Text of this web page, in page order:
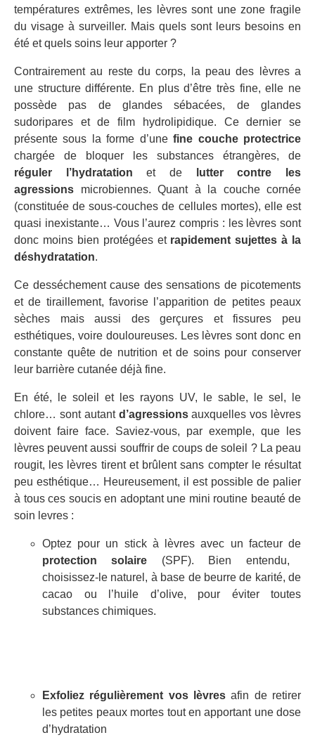
températures extrêmes, les lèvres sont une zone fragile
du visage à surveiller. Mais quels sont leurs besoins en
été et quels soins leur apporter ?
Contrairement au reste du corps, la peau des lèvres a
une structure différente. En plus d’être très fine, elle ne
possède pas de glandes sébacées, de glandes
sudoripares et de film hydrolipidique. Ce dernier se
présente sous la forme d’unefine couche protectrice
chargée de bloquer les substances étrangères, de
réguler l’hydratation et de
lutter contre les
agressions microbiennes. Quant à la couche cornée
(constituée de sous-couches de cellules mortes), elle est
quasi inexistante… Vous l’aurez compris : les lèvres sont
donc moins bien protégées et rapidement sujettes à la
déshydratation.
Ce desséchement cause des sensations de picotements
et de tiraillement, favorise l’apparition de petites peaux
sèches mais aussi des gerçures et fissures peu
esthétiques, voire douloureuses. Les lèvres sont donc en
constante quête de nutrition et de soins pour conserver
leur barrière cutanée déjà fine.
En été, le soleil et les rayons UV, le sable, le sel, le
chlore… sont autant d’agressionsauxquelles vos lèvres
doivent faire face. Saviez-vous, par exemple, que les
lèvres peuvent aussi souffrir de coups de soleil ? La peau
rougit, les lèvres tirent et brûlent sans compter le résultat
peu esthétique… Heureusement, il est possible de palier
à tous ces soucis en adoptant une mini routine beauté de
soin levres :
Optez pour un stick à lèvres avec un facteur de
protection solaire (SPF). Bien entendu,
choisissez-le naturel, à base de beurre de karité, de
cacao ou l’huile d’olive, pour éviter toutes
substances chimiques.
Exfoliez régulièrement vos lèvres afin de retirer
les petites peaux mortes tout en apportant une dose
d’hydratation